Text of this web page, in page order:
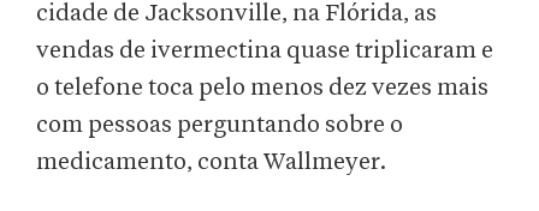
cidade de Jacksonville, na Flórida, as
vendas de ivermectina quase triplicaram e
o telefone toca pelo menos dez vezes mais
com pessoas perguntando sobre o
medicamento, conta Wallmeyer.